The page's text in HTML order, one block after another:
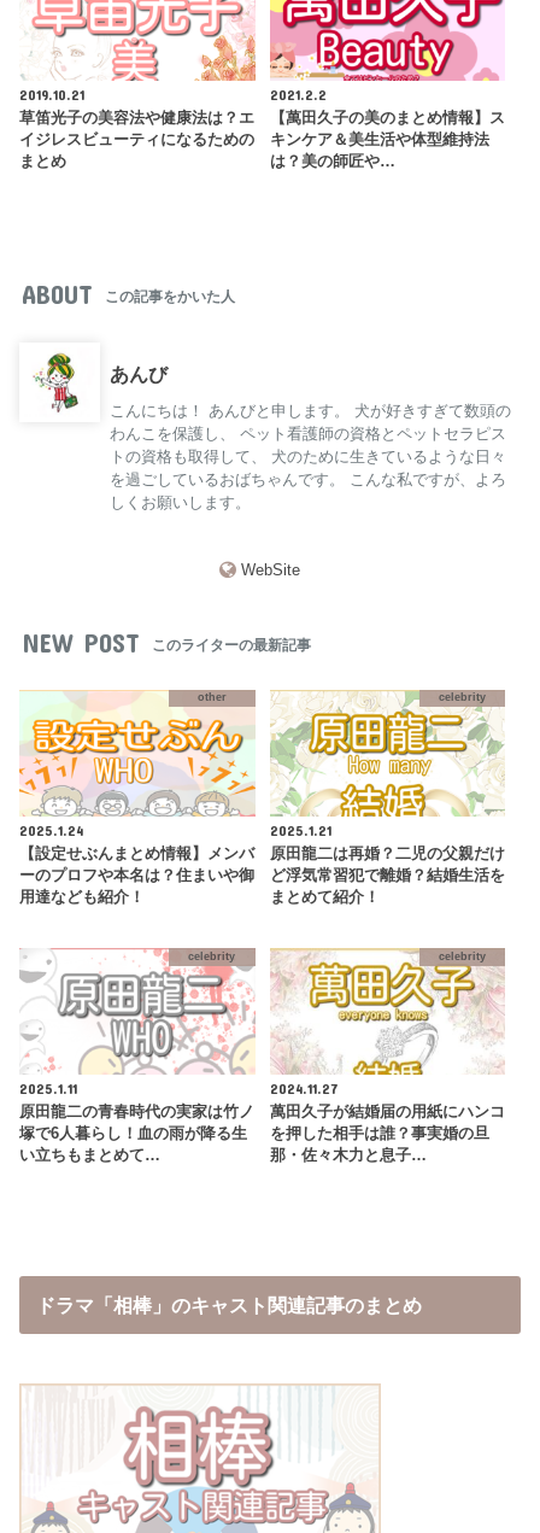
2019.10.21
草笛光子の美容法や健康法は？エ
イジレスビューティになるための
まとめ
2021.2.2
【萬田久子の美のまとめ情報】ス
キンケア＆美生活や体型維持法
は？美の師匠や…
ABOUT この記事をかいた人
あんび
こんにちは！ あんびと申します。 犬が好きすぎて数頭の
わんこを保護し、 ペット看護師の資格とペットセラピス
トの資格も取得して、 犬のために生きているような日々
を過ごしているおばちゃんです。 こんな私ですが、よろ
しくお願いします。
WebSite
NEW POST このライターの最新記事
other
2025.1.24
【設定せぶんまとめ情報】メンバ
ーのプロフや本名は？住まいや御
用達なども紹介！
celebrity
2025.1.21
原田龍二は再婚？二児の父親だけ
ど浮気常習犯で離婚？結婚生活を
まとめて紹介！
celebrity
2025.1.11
原田龍二の青春時代の実家は竹ノ
塚で6人暮らし！血の雨が降る生
い立ちもまとめて…
celebrity
2024.11.27
萬田久子が結婚届の用紙にハンコ
を押した相手は誰？事実婚の旦
那・佐々木力と息子…
ドラマ「相棒」のキャスト関連記事のまとめ